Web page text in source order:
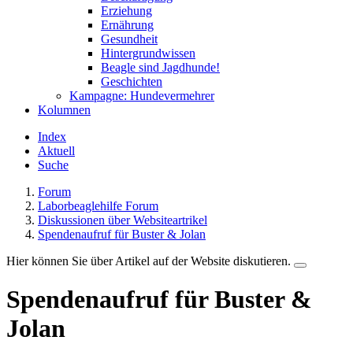
Erziehung
Ernährung
Gesundheit
Hintergrundwissen
Beagle sind Jagdhunde!
Geschichten
Kampagne: Hundevermehrer
Kolumnen
Index
Aktuell
Suche
Forum
Laborbeaglehilfe Forum
Diskussionen über Websiteartrikel
Spendenaufruf für Buster & Jolan
Hier können Sie über Artikel auf der Website diskutieren.
Spendenaufruf für Buster &
Jolan